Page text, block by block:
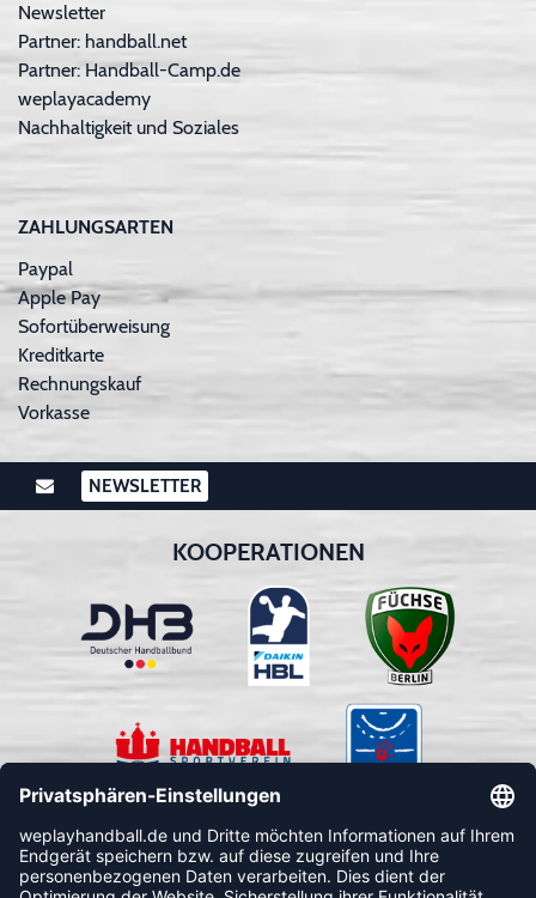
Newsletter
Partner: handball.net
Partner: Handball-Camp.de
weplayacademy
Nachhaltigkeit und Soziales
ZAHLUNGSARTEN
Paypal
Apple Pay
Sofortüberweisung
Kreditkarte
Rechnungskauf
Vorkasse
NEWSLETTER
KOOPERATIONEN
FOLLOW US